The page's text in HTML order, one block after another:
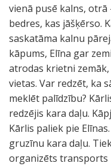
vienā pusē kalns,
bedres, kas jāšķērso.
saskatāma kalnu
kāpums, Elīna gar
atrodas krietni
vietas. Var redzēt, ka
meklēt palīdzību?
redzējis kara daļu.
Kārlis paliek pie
gruzīnu kara daļu.
organizēts transports